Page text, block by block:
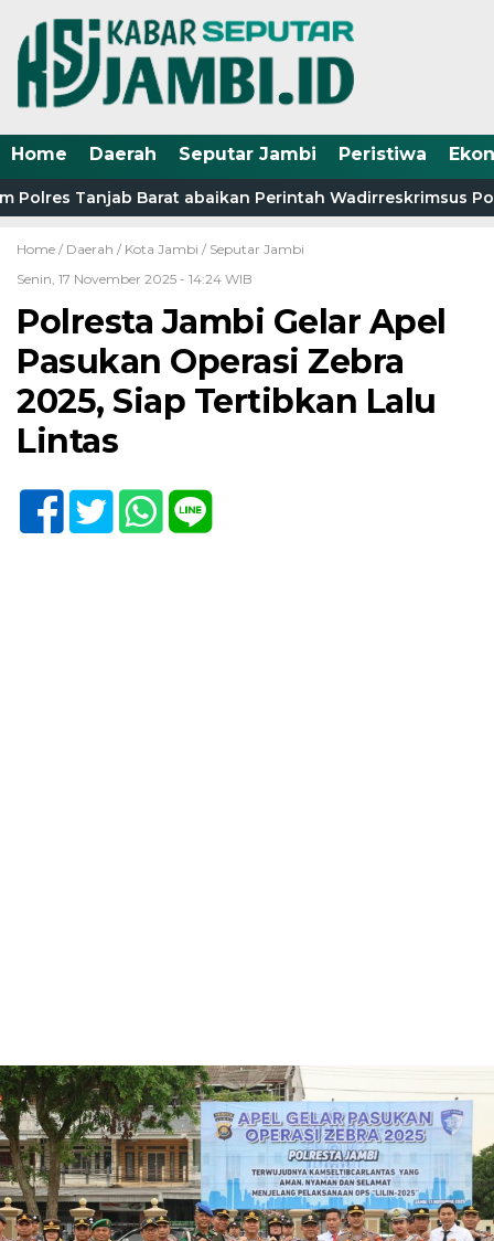
Home Daerah Seputar Jambi Peristiwa
Polres Tanjab Barat abaikan Perintah Wadirreskrimsus
Home / Daerah / Kota Jambi / Seputar Jambi
Senin, 17 November 2025 - 14:24 WIB
Polresta Jambi Gelar Apel
Pasukan Operasi Zebra
2025, Siap Tertibkan Lalu
Lintas